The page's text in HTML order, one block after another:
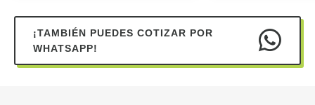
¡TAMBIÉN PUEDES COTIZAR POR
WHATSAPP!